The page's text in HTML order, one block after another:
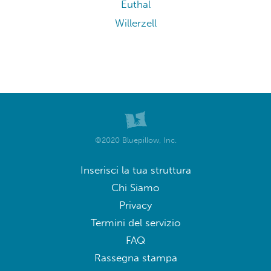
Euthal
Willerzell
©2020 Bluepillow, Inc.
Inserisci la tua struttura
Chi Siamo
Privacy
Termini del servizio
FAQ
Rassegna stampa